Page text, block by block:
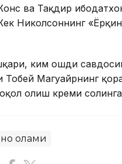
ва Тақдир
Николсоннинг
ким ошди
Тобей Магуайрнинг
олиш креми
олами